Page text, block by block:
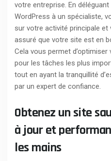
votre entreprise. En
WordPress à un spécialiste,
sur votre activité principale
assuré que votre site est en
Cela vous permet
pour les tâches les plus
tout en ayant la tranquillité
par un expert de confiance.
Obtenez un site
à jour et
les mains